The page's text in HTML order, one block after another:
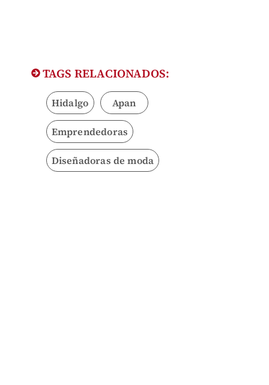
TAGS RELACIONADOS:
Hidalgo Apan
Emprendedoras
Diseñadoras de moda